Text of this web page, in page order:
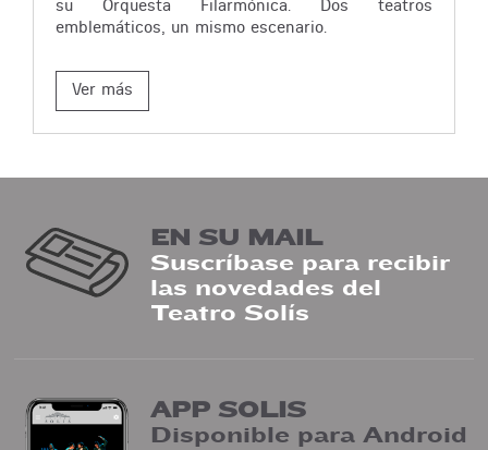
su Orquesta Filarmónica. Dos teatros
emblemáticos, un mismo escenario.
Ver más
EN SU MAIL
Suscríbase para recibir
las novedades del
Teatro Solís
APP SOLIS
Disponible para Android